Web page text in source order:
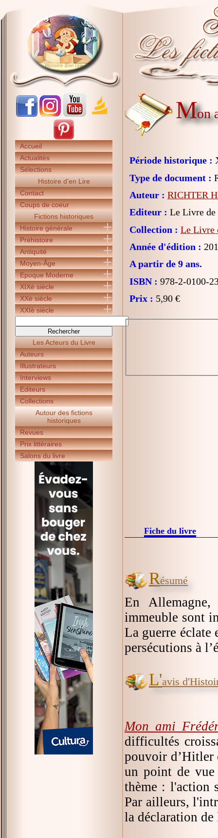
Accueil
Actualités
Sélections
Histoire d'en Lire
Contact
Coups de coeur
Fictions historiques
Histoire générale
Préhistoire
Antiquité
Moyen-Âge
Epoque Moderne
XIXè siècle
XXè siècle
XXIè siècle
Les Acteurs du Livre
Auteurs
Illustrateurs
Interviews
Editeurs
Collections
Autour des fictions
historiques
Revues
Prix littéraires
Salons du livre
Mon
Période historique :
Type de document :
Auteur : RICHTER
Editeur : Le Livre de
Collection : Le Livre
Année d'édition :
A partir de 9 ans.
ISBN : 978-2-0100-
Prix : 5,90 €
Fiche du livre
Résumé
En
immeuble sont
La guerre
persécutions à
L'avis
Mon ami
difficultés
pouvoir d’Hitler
un point de vue
thème : l'action
Par ailleurs,
la déclaration de